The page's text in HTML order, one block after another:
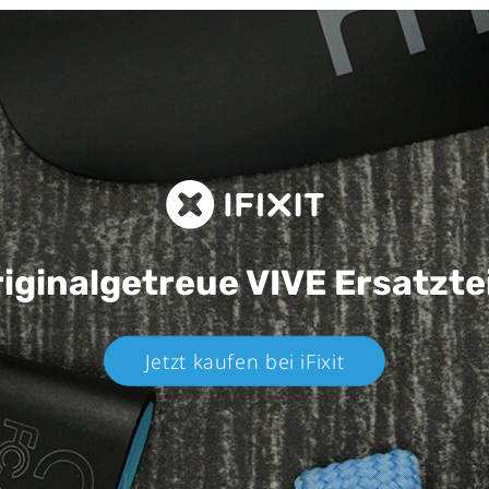
VIVE
Jetzt kaufen bei iFixit​